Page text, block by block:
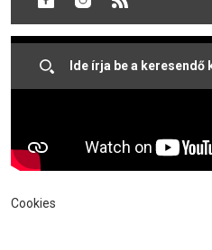
rövid híreink következnek.
Cookies